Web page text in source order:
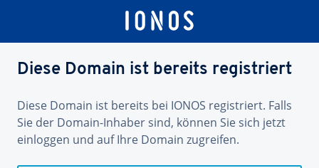
Diese Domain ist bereits registriert
Diese Domain ist bereits bei IONOS registriert. Falls
Sie der Domain-Inhaber sind, können Sie sich jetzt
einloggen und auf Ihre Domain zugreifen.